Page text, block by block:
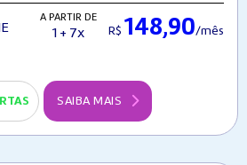
A PARTIR DE
1 + 7x R$ 148,90/mês
SAIBA MAIS